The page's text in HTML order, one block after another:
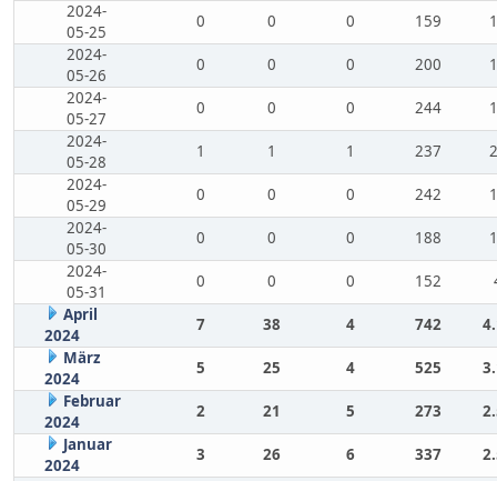
2024-
05-25
0 0 0 159
2024-
05-26
0 0 0 200
2024-
05-27
0 0 0 244
2024-
05-28
1 1 1 237
2024-
05-29
0 0 0 242
2024-
05-30
0 0 0 188
2024-
05-31
0 0 0 152
April
2024
7 38 4 742
März
2024
5 25 4 525
Februar
2024
2 21 5 273
Januar
2024
3 26 6 337